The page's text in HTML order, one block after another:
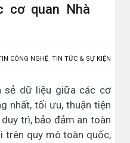
cơ quan Nhà
CÔNG NGHỆ, TIN TỨC & SỰ KIỆN
sẻ dữ liệu giữa các cơ
nhất, tối ưu, thuận tiện
trì, bảo đảm an toàn
trên quy mô toàn quốc,